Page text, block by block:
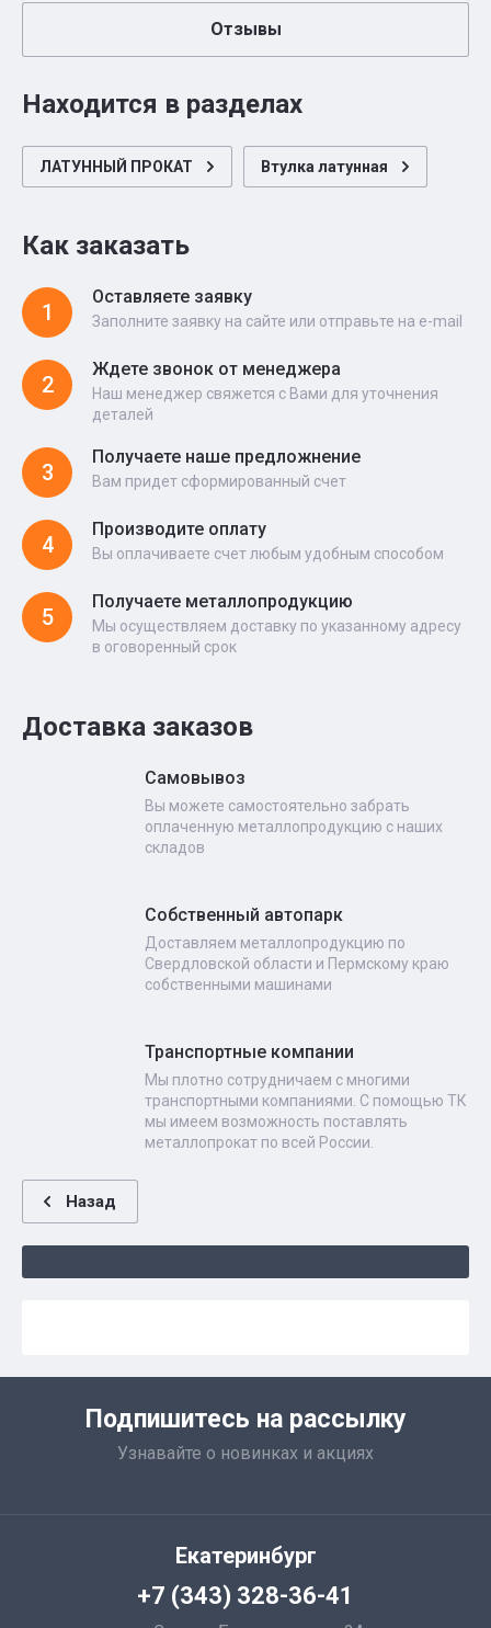
Отзывы
Находится в разделах
ЛАТУННЫЙ ПРОКАТ Втулка латунная
Как заказать
1
Оставляете заявку
Заполните заявку на сайте или отправьте на e-mail
2
Ждете звонок от менеджера
Наш менеджер свяжется с Вами для уточнения
деталей
3
Получаете наше предложнение
Вам придет сформированный счет
4
Производите оплату
Вы оплачиваете счет любым удобным способом
5
Получаете металлопродукцию
Мы осуществляем доставку по указанному адресу
в оговоренный срок
Доставка заказов
Самовывоз
Вы можете самостоятельно забрать
оплаченную металлопродукцию с наших
складов
Собственный автопарк
Доставляем металлопродукцию по
Свердловской области и Пермскому краю
собственными машинами
Транспортные компании
Мы плотно сотрудничаем с многими
транспортными компаниями. С помощью ТК
мы имеем возможность поставлять
металлопрокат по всей России.
Назад
Подпишитесь на рассылку
Узнавайте о новинках и акциях
Екатеринбург
+7 (343) 328-36-41